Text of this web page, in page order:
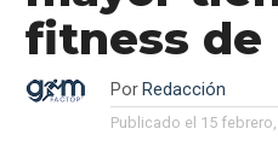
fitness de
Por Redacción
Publicado el 15